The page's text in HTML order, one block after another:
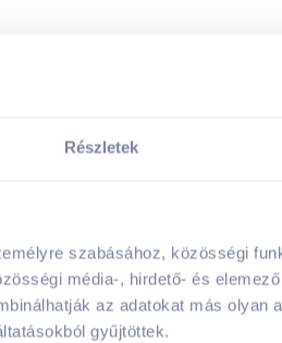
Részletek
szabásához, közösségi
média-, hirdető- és
az adatokat más olyan
gyűjtöttek.
A márka további termékei